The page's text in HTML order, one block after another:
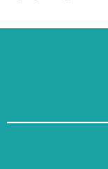
samenwerking met